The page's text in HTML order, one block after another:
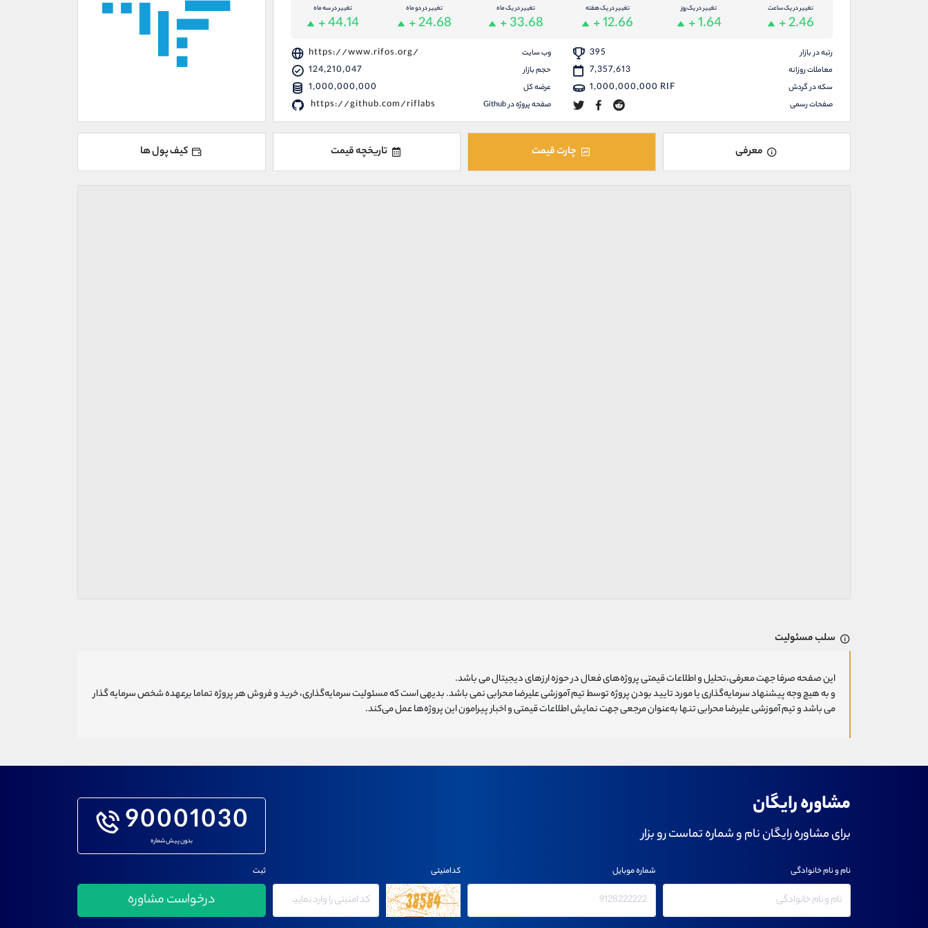
تغییر در یک ساعت
+ 2.46
تغییر در یک روز
+ 1.64
تغییر در یک هفته
+ 12.66
تغییر در یک ماه
+ 33.68
تغییر در دو ماه
+ 24.68
تغییر در سه ماه
+ 44.14
رتبه در بازار 395 وب سایت https://www.rifos.org/
معاملات روزانه 7,357,613 حجم بازار 124,210,047
سکه در گردش 1,000,000,000 RIF عرضه کل 1,000,000,000
صفحات رسمی صفحه پروژه در Github https://github.com/riflabs
معرفی چارت قیمت تاریخچه قیمت کیف پول ها
سلب مسئولیت
این صفحه صرفا جهت معرفی،تحلیل و اطلاعات قیمتی پروژه‌های فعال در حوزه ارزهای دیجیتال می باشد.
و به هیچ وجه پیشنهاد سرمایه‌گذاری یا مورد تایید بودن پروژه توسط تیم آموزشی علیرضا محرابی نمی باشد. بدیهی است که مسئولیت سرمایه‌گذاری، خرید و فروش هر پروژه تماما برعهده شخص سرمایه گذار
می باشد و تیم آموزشی علیرضا محرابی تنها به‌عنوان مرجعی جهت نمایش اطلاعات قیمتی و اخبار پیرامون این پروژه‌‌ها عمل می‌کند.
مشاوره رایگان
برای مشاوره رایگان نام و شماره تماست رو بزار 90001030
بدون پیش شماره
نام و نام خانوادگی شماره موبایل کدامنیتی ثبت